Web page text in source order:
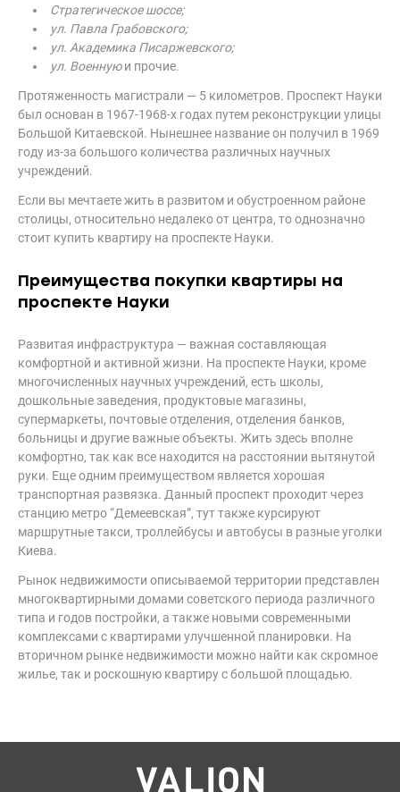
Стратегическое шоссе;
ул. Павла Грабовского;
ул. Академика Писаржевского;
ул. Военнуюи прочие.
Протяженность магистрали — 5 километров. Проспект Науки
был основан в 1967-1968-х годах путем реконструкции улицы
Большой Китаевской. Нынешнее название он получил в 1969
году из-за большого количества различных научных
учреждений.
Если вы мечтаете жить в развитом и обустроенном районе
столицы, относительно недалеко от центра, то однозначно
стоит купить квартиру на проспекте Науки.
Преимущества покупки квартиры на
проспекте Науки
Развитая инфраструктура — важная составляющая
комфортной и активной жизни. На проспекте Науки, кроме
многочисленных научных учреждений, есть школы,
дошкольные заведения, продуктовые магазины,
супермаркеты, почтовые отделения, отделения банков,
больницы и другие важные объекты. Жить здесь вполне
комфортно, так как все находится на расстоянии вытянутой
руки. Еще одним преимуществом является хорошая
транспортная развязка. Данный проспект проходит через
станцию метро “Демеевская”, тут также курсируют
маршрутные такси, троллейбусы и автобусы в разные уголки
Киева.
Рынок недвижимости описываемой территории представлен
многоквартирными домами советского периода различного
типа и годов постройки, а также новыми современными
комплексами с квартирами улучшенной планировки. На
вторичном рынке недвижимости можно найти как скромное
жилье, так и роскошную квартиру с большой площадью.